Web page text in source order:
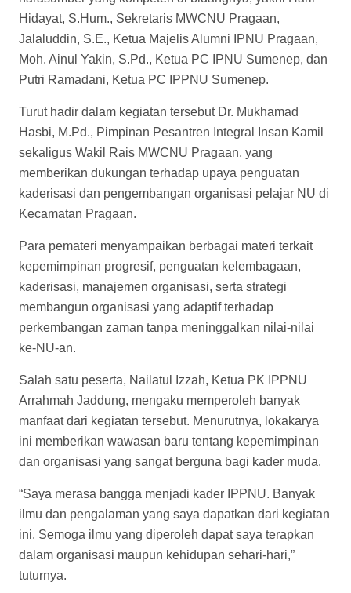
Hidayat, S.Hum., Sekretaris MWCNU Pragaan,
Jalaluddin, S.E., Ketua Majelis Alumni IPNU Pragaan,
Moh. Ainul Yakin, S.Pd., Ketua PC IPNU Sumenep, dan
Putri Ramadani, Ketua PC IPPNU Sumenep.
Turut hadir dalam kegiatan tersebut Dr. Mukhamad
Hasbi, M.Pd., Pimpinan Pesantren Integral Insan Kamil
sekaligus Wakil Rais MWCNU Pragaan, yang
memberikan dukungan terhadap upaya penguatan
kaderisasi dan pengembangan organisasi pelajar NU di
Kecamatan Pragaan.
Para pemateri menyampaikan berbagai materi terkait
kepemimpinan progresif, penguatan kelembagaan,
kaderisasi, manajemen organisasi, serta strategi
membangun organisasi yang adaptif terhadap
perkembangan zaman tanpa meninggalkan nilai-nilai
ke-NU-an.
Salah satu peserta, Nailatul Izzah, Ketua PK IPPNU
Arrahmah Jaddung, mengaku memperoleh banyak
manfaat dari kegiatan tersebut. Menurutnya, lokakarya
ini memberikan wawasan baru tentang kepemimpinan
dan organisasi yang sangat berguna bagi kader muda.
“Saya merasa bangga menjadi kader IPPNU. Banyak
ilmu dan pengalaman yang saya dapatkan dari kegiatan
ini. Semoga ilmu yang diperoleh dapat saya terapkan
dalam organisasi maupun kehidupan sehari-hari,”
tuturnya.